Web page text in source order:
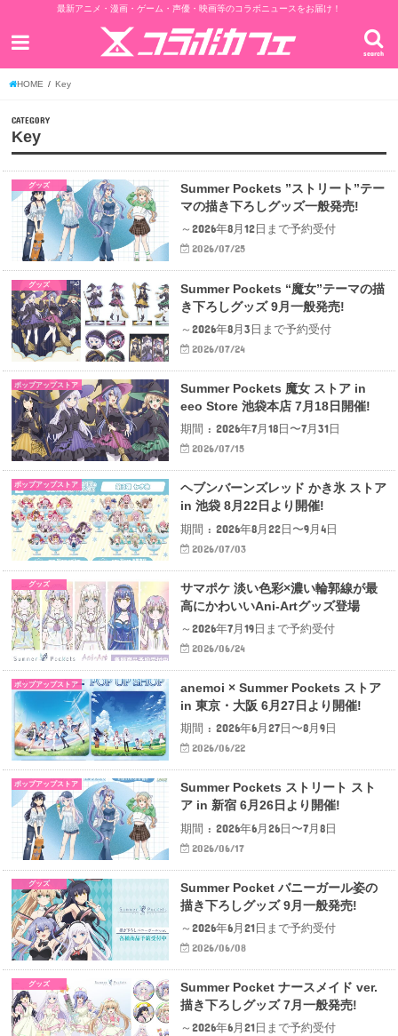
最新アニメ・漫画・ゲーム・声優・映画等のコラボニュースをお届け！
search
HOME Key
CATEGORY
Key
グッズ
Summer Pockets ”ストリート”テー
マの描き下ろしグッズ一般発売!
～2026年8月12日まで予約受付
2026/07/25
グッズ
Summer Pockets “魔女”テーマの描
き下ろしグッズ 9月一般発売!
～2026年8月3日まで予約受付
2026/07/24
ポップアップストア
Summer Pockets 魔女 ストア in
eeo Store 池袋本店 7月18日開催!
期間 : 2026年7月18日〜7月31日
2026/07/15
ポップアップストア
ヘブンバーンズレッド かき氷 ストア
in 池袋 8月22日より開催!
期間 : 2026年8月22日〜9月4日
2026/07/03
グッズ
サマポケ 淡い色彩×濃い輪郭線が最
高にかわいいAni-Artグッズ登場
～2026年7月19日まで予約受付
2026/06/24
ポップアップストア
anemoi × Summer Pockets ストア
in 東京・大阪 6月27日より開催!
期間 : 2026年6月27日〜8月9日
2026/06/22
ポップアップストア
Summer Pockets ストリート スト
ア in 新宿 6月26日より開催!
期間 : 2026年6月26日〜7月8日
2026/06/17
グッズ
Summer Pocket バニーガール姿の
描き下ろしグッズ 9月一般発売!
～2026年6月21日まで予約受付
2026/06/08
グッズ
Summer Pocket ナースメイド ver.
描き下ろしグッズ 7月一般発売!
～2026年6月21日まで予約受付